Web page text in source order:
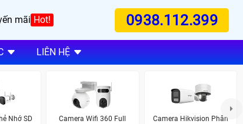
mãi Hot! 0938.112.399
LIÊN HỆ
Nhớ SD
Camera Wifi 360 Full
Camera Hikvision Phân